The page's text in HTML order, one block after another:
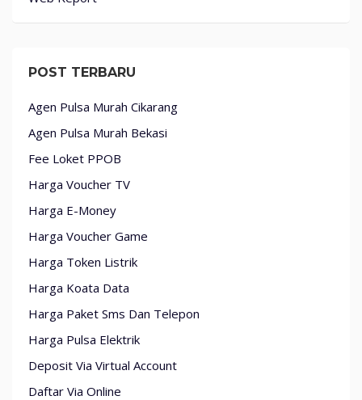
POST TERBARU
Agen Pulsa Murah Cikarang
Agen Pulsa Murah Bekasi
Fee Loket PPOB
Harga Voucher TV
Harga E-Money
Harga Voucher Game
Harga Token Listrik
Harga Koata Data
Harga Paket Sms Dan Telepon
Harga Pulsa Elektrik
Deposit Via Virtual Account
Daftar Via Online